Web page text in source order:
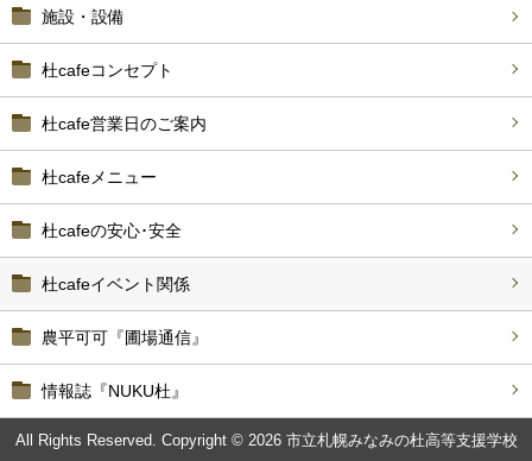
施設・設備
杜cafeコンセプト
杜cafe営業日のご案内
杜cafeメニュー
杜cafeの安心･安全
杜cafeイベント関係
農平可可『圃場通信』
情報誌『NUKU杜』
All Rights Reserved. Copyright © 2026 市立札幌みなみの杜高等支援学校